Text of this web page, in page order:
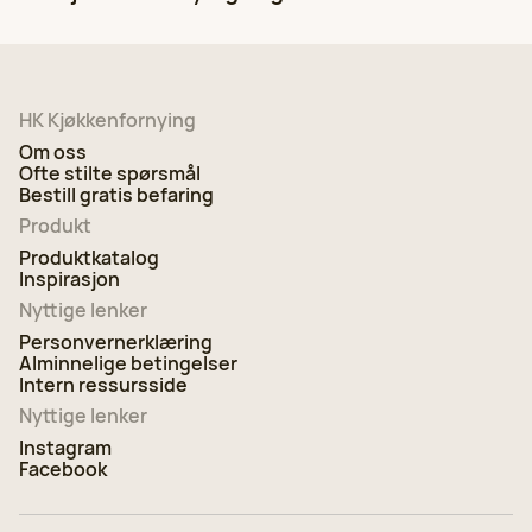
97 05 31 60
HK Kjøkkenfornying i Stavanger
97 05 31 59
HK Kjøkkenfornying i Oslo
924 25 118
HK Kjøkkenfornying i Haugesund
97 05 31 53
Se alle kontorer
HK Kjøkkenfornying
Om oss
Ofte stilte spørsmål
Bestill gratis befaring
Produkt
Produktkatalog
Inspirasjon
Nyttige lenker
Personvernerklæring
Alminnelige betingelser
Intern ressursside
Nyttige lenker
Instagram
Facebook